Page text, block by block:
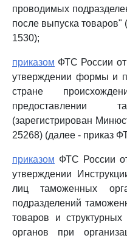
проводимых
после выпуска товаров"
1530);
приказом ФТС России от
утверждении формы и
стране
предоставлении
(зарегистрирован
25268) (далее - приказ
приказом ФТС России
утверждении
лиц таможенных
подразделений
товаров и
органов при